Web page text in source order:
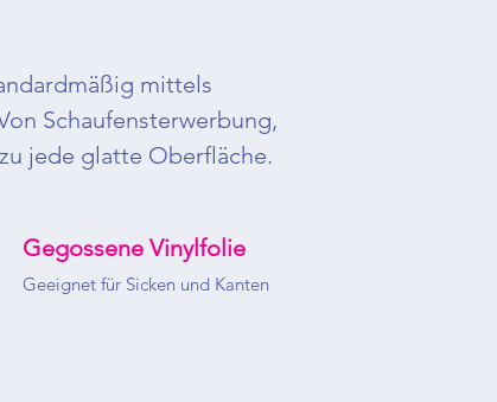
mittels
Schaufensterwerbung,
jede glatte Oberfläche.
Gegossene Vinylfolie
Geeignet für Sicken und Kanten